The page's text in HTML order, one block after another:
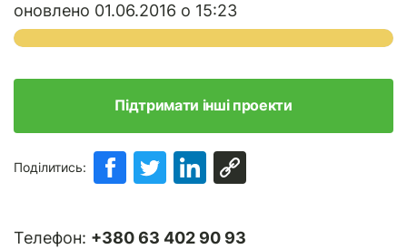
оновлено 01.06.2016 о 15:23
Підтримати інші проекти
Поділитись:
Телефон: +380 63 402 90 93